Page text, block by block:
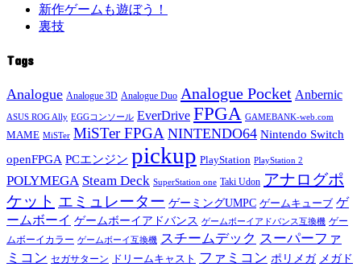
新作ゲームも遊ぼう！
裏技
Tags
Analogue Analogue 3D Analogue Duo Analogue Pocket Anbernic
ASUS ROG Ally EGGコンソール EverDrive FPGA GAMEBANK-web.com
MAME MiSTer MiSTer FPGA NINTENDO64 Nintendo Switch
openFPGA PCエンジン pickup PlayStation PlayStation 2
POLYMEGA Steam Deck SuperStation one Taki Udon アナログポ
ケット エミュレーター ゲーミングUMPC ゲームキューブ ゲ
ームボーイ ゲームボーイアドバンス ゲームボーイアドバンス互換機 ゲー
ムボーイカラー ゲームボーイ互換機 スチームデック スーパーファ
ミコン セガサターン ドリームキャスト ファミコン ポリメガ メガド